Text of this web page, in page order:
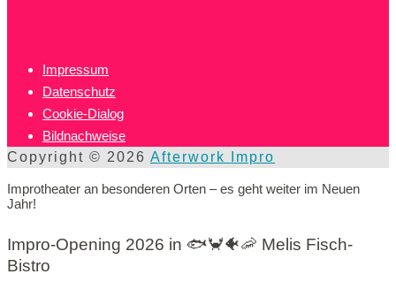
Impressum
Datenschutz
Cookie-Dialog
Bildnachweise
Copyright © 2026 Afterwork Impro
Improtheater an besonderen Orten – es geht weiter im Neuen
Jahr!
Impro-Opening 2026 in 🐟🦀🐠🦐 Melis Fisch-
Bistro